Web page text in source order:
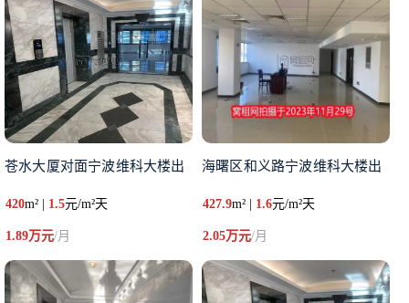
苍水大厦对面宁波维科大楼出
420m² | 1.5元/m²天
1.89万元/月
海曙区和义路宁波维科大楼出
427.9m² | 1.6元/m²天
2.05万元/月